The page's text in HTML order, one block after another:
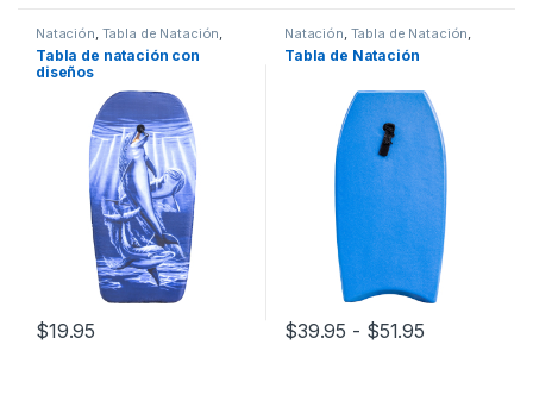
Natación, Tabla de Natación,
Tablas
Tabla de natación con
diseños
$19.95
Natación, Tabla de Natación,
Tablas
Tabla de Natación
$39.95 - $51.95Rango de